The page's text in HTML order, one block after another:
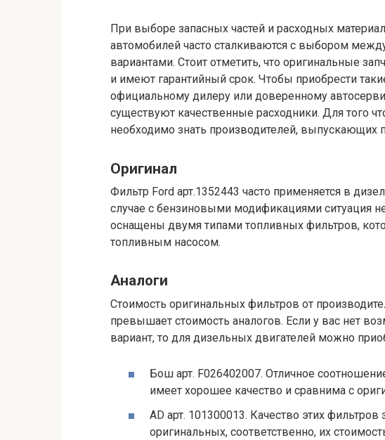
При выборе запасных частей и расходных
автомобилей часто сталкиваются с выбором
вариантами. Стоит отметить, что оригинальные
и имеют гарантийный срок. Чтобы приобрести
официальному дилеру или доверенному
существуют качественные расходники. Для того
необходимо знать производителей, выпускающих
Оригинал
Фильтр Ford арт.1352443 часто применяется в
случае с бензиновыми модификациями ситуация
оснащены двумя типами топливных фильтров,
топливным насосом.
Аналоги
Стоимость оригинальных фильтров от
превышает стоимость аналогов. Если у вас нет
вариант, то для дизельных двигателей можно
Бош арт. F026402007. Отличное
имеет хорошее качество и сравнима с
AD арт. 101300013. Качество этих
оригинальных, соответственно, их